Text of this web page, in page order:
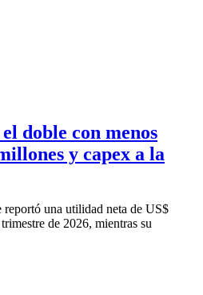
doble con menos
y capex a la
una utilidad neta de US$
de 2026, mientras su